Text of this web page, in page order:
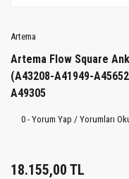
Artema
Artema Flow Square
(A43208-A41949-
A49305
0 - Yorum Yap / Yorumları
18.155,00 TL